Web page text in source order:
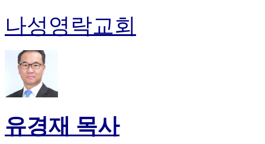
나성영락교회
유경재 목사